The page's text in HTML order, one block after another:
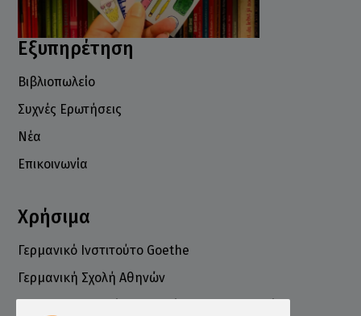
Εξυπηρέτηση
Βιβλιοπωλείο
Συχνές Ερωτήσεις
Νέα
Επικοινωνία
Χρήσιμα
Γερμανικό Ινστιτούτο Goethe
Γερμανική Σχολή Αθηνών